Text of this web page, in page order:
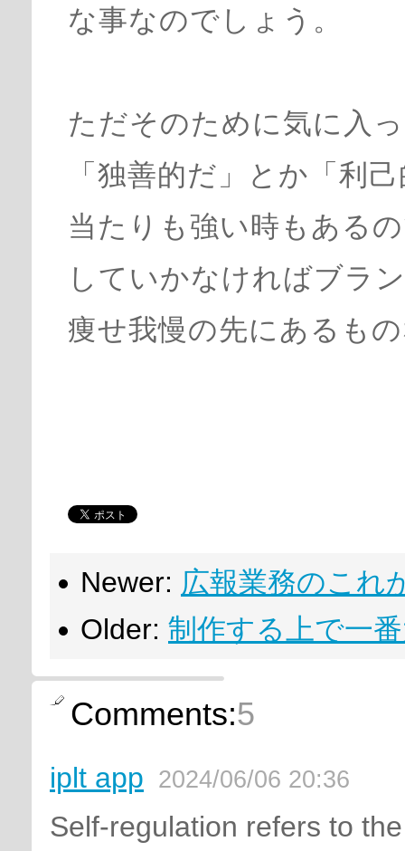
な事なのでしょう。
ただそのために気に入
「独善的だ」とか「利
当たりも強い時もある
していかなければブラ
痩せ我慢の先にあるも
Newer: 広報業務のこれ
Older: 制作する上で一
Comments:5
iplt app 2024/06/06 20:36
Self-regulation refers to